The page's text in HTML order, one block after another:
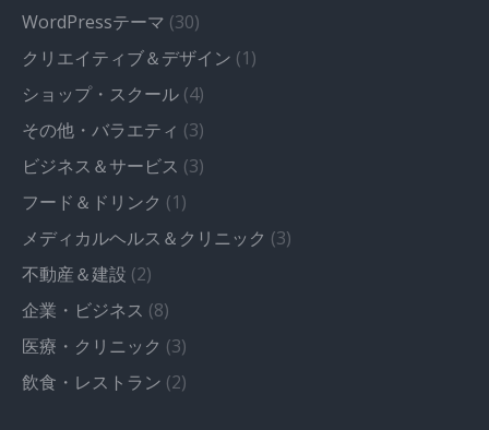
WordPressテーマ (30)
クリエイティブ＆デザイン (1)
ショップ・スクール (4)
その他・バラエティ (3)
ビジネス＆サービス (3)
フード＆ドリンク (1)
メディカルヘルス＆クリニック (3)
不動産＆建設 (2)
企業・ビジネス (8)
医療・クリニック (3)
飲食・レストラン (2)